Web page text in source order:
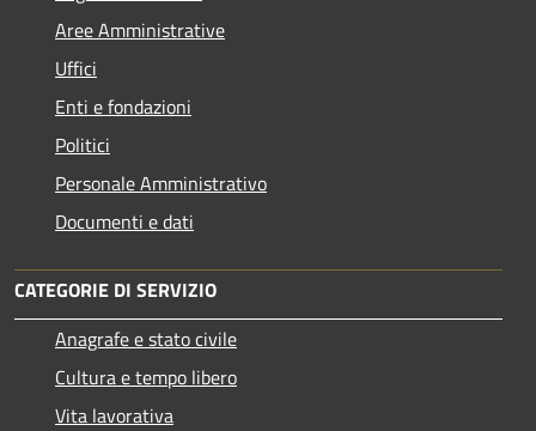
Aree Amministrative
Uffici
Enti e fondazioni
Politici
Personale Amministrativo
Documenti e dati
CATEGORIE DI SERVIZIO
Anagrafe e stato civile
Cultura e tempo libero
Vita lavorativa